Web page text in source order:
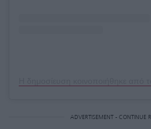
ADVERTISEMENT - CONTINUE